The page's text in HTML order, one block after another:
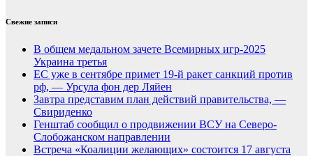
Свежие записи
В общем медальном зачете Всемирных игр-2025
Украина третья
ЕС уже в сентябре примет 19-й ракет санкций против
рф, — Урсула фон дер Ляйен
Завтра представим план действий правительства, —
Свириденко
Генштаб сообщил о продвижении ВСУ на Северо-
Слобожанском направлении
Встреча «Коалиции желающих» состоится 17 августа